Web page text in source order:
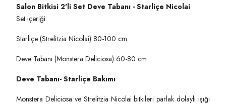
Salon Bitkisi 2'li Set Deve Tabanı - Starliçe Nicolai
Set içeriği:
Starliçe (Strelitzia Nicolai) 80-100 cm
Deve Tabanı (Monstera Deliciosa) 60-80 cm
Deve Tabanı- Starliçe Bakımı
Monstera Deliciosa ve Strelitzia Nicolai bitkileri parlak dolaylı ışığı